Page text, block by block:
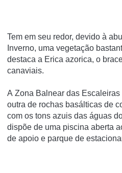
Tem em seu redor, devido à
Inverno, uma vegetação
destaca a Erica azorica, o
canaviais.
A Zona Balnear das
outra de rochas basálticas de
com os tons azuis das águas
dispõe de uma piscina aberta
de apoio e parque de